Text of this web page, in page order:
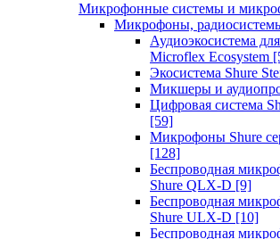
Микрофонные системы и
Микрофоны,
Аудиоэкосистема
Microflex Ecosystem
Экосистема Shure
Микшеры и
Цифровая система
[59]
Микрофоны Shure
[128]
Беспроводная
Shure QLX-D [9]
Беспроводная
Shure ULX-D [10]
Беспроводная